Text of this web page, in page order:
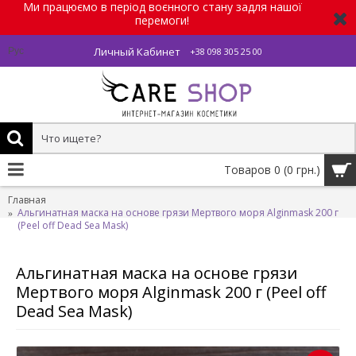
Ми працюємо в період воєнного стану задля нашої
перемоги!
Рус Личный Кабинет +38 098 305 25 00
Товаров 0 (0 грн.)
Главная
Альгинатная маска на основе грязи Мертвого моря Alginmask 200 г
(Peel off Dead Sea Mask)
Альгинатная маска на основе грязи
Мертвого моря Alginmask 200 г (Peel off
Dead Sea Mask)